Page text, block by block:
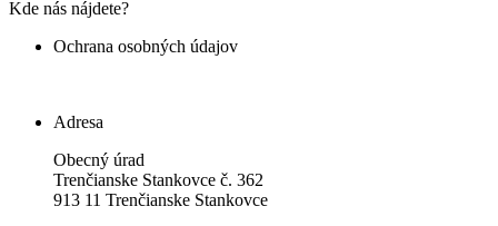
Kde nás nájdete?
Ochrana osobných údajov
Adresa
Obecný úrad
Trenčianske Stankovce č. 362
913 11 Trenčianske Stankovce